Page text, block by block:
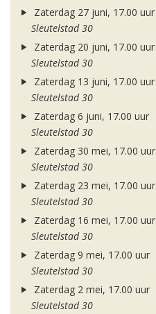
Zaterdag 27 juni, 17.00 uur
Sleutelstad 30
Zaterdag 20 juni, 17.00 uur
Sleutelstad 30
Zaterdag 13 juni, 17.00 uur
Sleutelstad 30
Zaterdag 6 juni, 17.00 uur
Sleutelstad 30
Zaterdag 30 mei, 17.00 uur
Sleutelstad 30
Zaterdag 23 mei, 17.00 uur
Sleutelstad 30
Zaterdag 16 mei, 17.00 uur
Sleutelstad 30
Zaterdag 9 mei, 17.00 uur
Sleutelstad 30
Zaterdag 2 mei, 17.00 uur
Sleutelstad 30